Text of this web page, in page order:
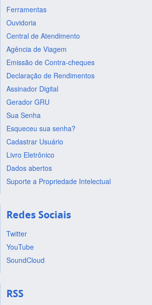
Ferramentas
Ouvidoria
Central de Atendimento
Agência de Viagem
Emissão de Contra-cheques
Declaração de Rendimentos
Assinador Digital
Gerador GRU
Sua Senha
Esqueceu sua senha?
Cadastrar Usuário
Livro Eletrônico
Dados abertos
Suporte a Propriedade Intelectual
Redes Sociais
Twitter
YouTube
SoundCloud
RSS